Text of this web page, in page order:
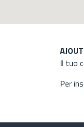
Il tuo
Per